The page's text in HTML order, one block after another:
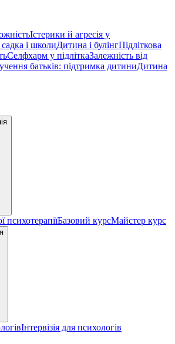
Істерики й агресія у
і школиДитина і булінгПідліткова
Селфхарм у підліткаЗалежність від
батьків: підтримка дитиниДитина
психотерапіїБазовий курсМайстер курс
Інтервізія для психологів